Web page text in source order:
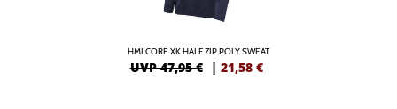
HMLCORE XK HALF ZIP POLY SWEAT
UVP 47,95 € | 21,58 €